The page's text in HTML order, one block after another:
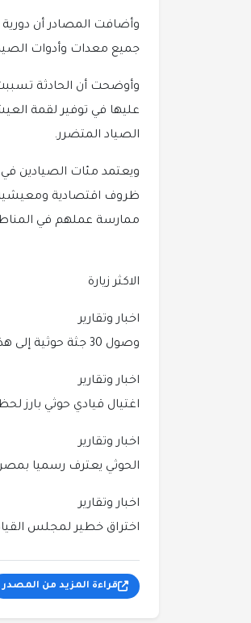
وأضافت المصادر أن
جميع معدات وأدوات
وأوضحت أن الحادثة
عليها في توفير لقمة
الصياد المتضرر.
ويعتمد مئات الصيادين
ظروف اقتصادية ومعيشية
ممارسة عملهم في
الاكثر زيارة
اخبار وتقارير
وصول 30 جثة حوثية إلى هذا المستشفى.. تفاصيل المجزرة.
اخبار وتقارير
اغتيال قيادي حوثي
اخبار وتقارير
الحوثي يعترف رسميا
اخبار وتقارير
اختراق خطير لمجلس
قراءة المزيد من المصدر